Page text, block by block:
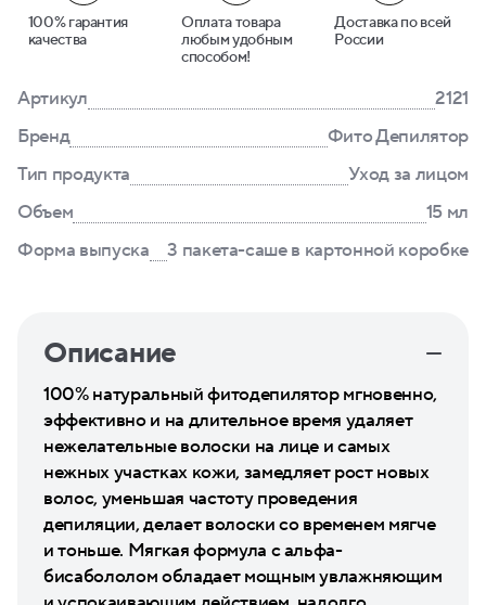
100% гарантия
качества
Оплата товара
любым удобным
способом!
Доставка по всей
России
Артикул
2121
Бренд
Фито Депилятор
Тип продукта
Уход за лицом
Объем
15 мл
Форма выпуска
3 пакета-саше в картонной коробке
Описание
100% натуральный фитодепилятор мгновенно,
эффективно и на длительное время удаляет
нежелательные волоски на лице и самых
нежных участках кожи, замедляет рост новых
волос, уменьшая частоту проведения
депиляции, делает волоски со временем мягче
и тоньше. Мягкая формула с альфа-
бисабололом обладает мощным увлажняющим